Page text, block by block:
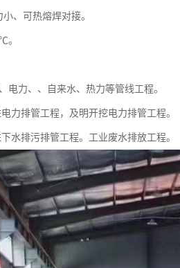
、可热熔焊对接。
。
电力、、自来水、热力等管线工程。
力排管工程，及明开挖电力排管工程。
水排污排管工程。工业废水排放工程。